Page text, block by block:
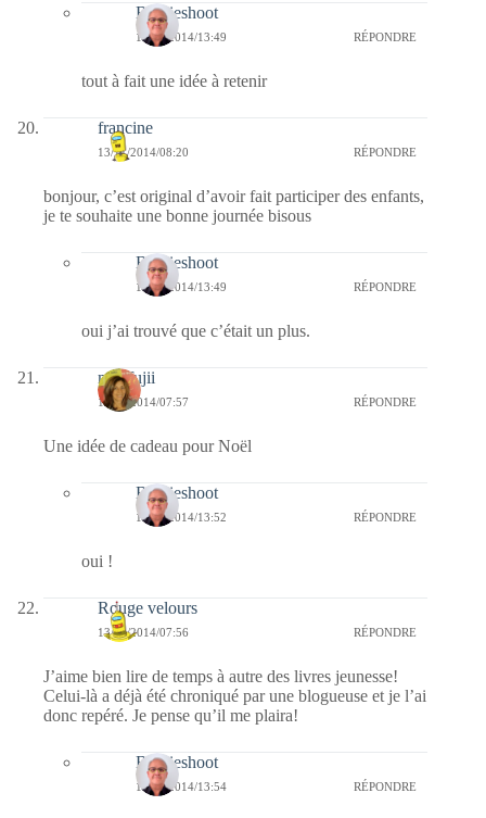
Bernieshoot
16/11/2014/13:49 RÉPONDRE
tout à fait une idée à retenir
francine
13/11/2014/08:20 RÉPONDRE
bonjour, c’est original d’avoir fait participer des enfants,
je te souhaite une bonne journée bisous
Bernieshoot
16/11/2014/13:49 RÉPONDRE
oui j’ai trouvé que c’était un plus.
missfujii
13/11/2014/07:57 RÉPONDRE
Une idée de cadeau pour Noël
Bernieshoot
16/11/2014/13:52 RÉPONDRE
oui !
Rouge velours
13/11/2014/07:56 RÉPONDRE
J’aime bien lire de temps à autre des livres jeunesse!
Celui-là a déjà été chroniqué par une blogueuse et je l’ai
donc repéré. Je pense qu’il me plaira!
Bernieshoot
16/11/2014/13:54 RÉPONDRE